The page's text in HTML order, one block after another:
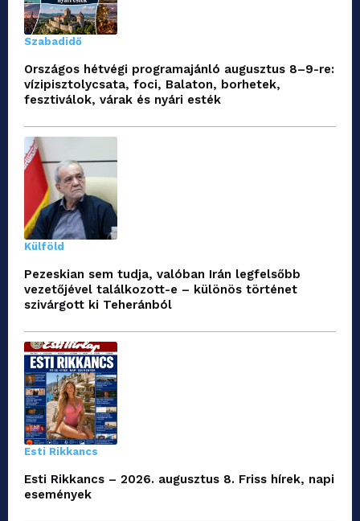
Szabadidő
Országos hétvégi programajánló augusztus 8–9-re:
vízipisztolycsata, foci, Balaton, borhetek,
fesztiválok, várak és nyári esték
Külföld
Pezeskian sem tudja, valóban Irán legfelsőbb
vezetőjével találkozott-e – különös történet
szivárgott ki Teheránból
Esti Rikkancs
Esti Rikkancs – 2026. augusztus 8. Friss hírek, napi
események